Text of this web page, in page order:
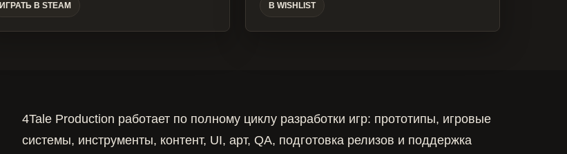
ИГРАТЬ В STEAM В WISHLIST
4Tale Production работает по полному циклу разработки игр: прототипы, игровые
системы, инструменты, контент, UI, арт, QA, подготовка релизов и поддержка